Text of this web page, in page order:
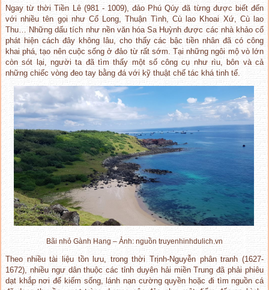
Ngay từ thời Tiền Lê (981 - 1009), đảo Phú Qúy đã từng được biết đến
với nhiều tên gọi như Cổ Long, Thuận Tình, Cù lao Khoai Xứ, Cù lao
Thu… Những dấu tích như nền văn hóa Sa Huỳnh được các nhà khảo cổ
phát hiện cách đây không lâu, cho thấy các bậc tiền nhân đã có công
khai phá, tạo nên cuộc sống ở đảo từ rất sớm. Tại những ngôi mộ vò lớn
còn sót lại, người ta đã tìm thấy một số công cụ như rìu, bôn và cả
những chiếc vòng đeo tay bằng đá với kỹ thuật chế tác khá tinh tế.
Bãi nhỏ Gành Hang – Ảnh: nguồn truyenhinhdulich.vn
Theo nhiều tài liệu tồn lưu, trong thời Trịnh-Nguyễn phân tranh (1627-
1672), nhiều ngư dân thuộc các tỉnh duyên hải miền Trung đã phải phiêu
dạt khắp nơi để kiếm sống, lánh nạn cường quyền hoặc đi tìm nguồn cá